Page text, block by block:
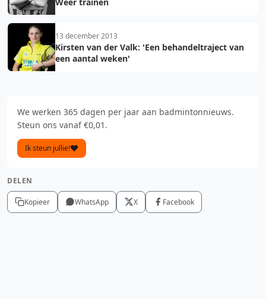
13 december 2013
Kirsten van der Valk: 'Een behandeltraject van
een aantal weken'
We werken 365 dagen per jaar aan badmintonnieuws.
Steun ons vanaf €0,01.
Ik steun jullie!
DELEN
Kopieer WhatsApp X Facebook